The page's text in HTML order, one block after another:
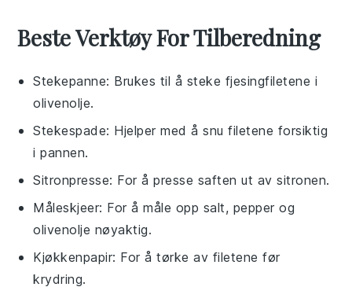
Beste Verktøy For Tilberedning
Stekepanne: Brukes til å steke fjesingfiletene i
olivenolje.
Stekespade: Hjelper med å snu filetene forsiktig
i pannen.
Sitronpresse: For å presse saften ut av sitronen.
Måleskjeer: For å måle opp salt, pepper og
olivenolje nøyaktig.
Kjøkkenpapir: For å tørke av filetene før
krydring.